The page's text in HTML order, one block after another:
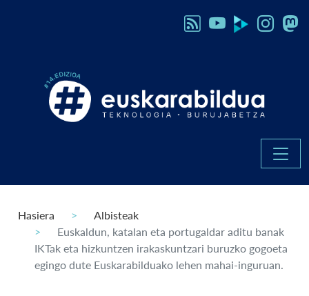
Hasiera
Albisteak
Euskaldun, katalan eta portugaldar aditu banak
IKTak eta hizkuntzen irakaskuntzari buruzko gogoeta
egingo dute Euskarabilduako lehen mahai-inguruan.